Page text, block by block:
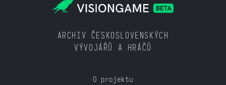
ARCHIV ČESKOSLOVENSKÝCH
VÝVOJÁŘŮ A HRÁČŮ
O projektu